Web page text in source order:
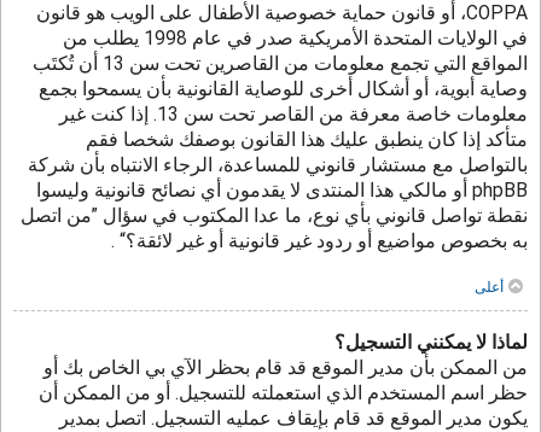
COPPA، أو قانون حماية خصوصية الأطفال على الويب هو قانون
في الولايات المتحدة الأمريكية صدر في عام 1998 يطلب من
المواقع التي تجمع معلومات من القاصرين تحت سن 13 أن تُكتَب
وصاية أبوية، أو أشكال أخرى للوصاية القانونية بأن يسمحوا بجمع
معلومات خاصة معرفة من القاصر تحت سن 13. إذا كنت غير
متأكد إذا كان ينطبق عليك هذا القانون بوصفك شخصا فقم
بالتواصل مع مستشار قانوني للمساعدة، الرجاء الانتباه بأن شركة
phpBB أو مالكي هذا المنتدى لا يقدمون أي نصائح قانونية وليسوا
نقطة تواصل قانوني بأي نوع، ما عدا المكتوب في سؤال ”من اتصل
به بخصوص مواضيع أو ردود غير قانونية أو غير لائقة؟“ .
أعلى
لماذا لا يمكنني التسجيل؟
من الممكن بأن مدير الموقع قد قام بحظر الآي بي الخاص بك أو
حظر اسم المستخدم الذي استعملته للتسجيل. أو من الممكن أن
يكون مدير الموقع قد قام بإيقاف عمليه التسجيل. اتصل بمدير